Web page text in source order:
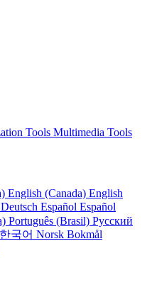
Tools Multimedia Tools
English (Canada) English
Deutsch Español Español
Português (Brasil) Русский
한국어 Norsk Bokmål